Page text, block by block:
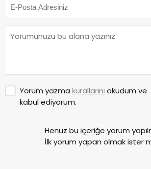
Yorum yazma kurallarını okudum ve
kabul ediyorum.
Henüz bu içeriğe yorum
İlk yorum yapan olmak ister